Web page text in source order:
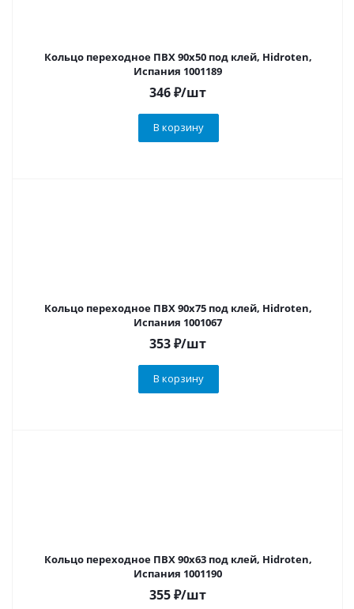
Кольцо переходное ПВХ 90х50 под клей, Hidroten,
Испания 1001189
346₽/шт
В корзину
Кольцо переходное ПВХ 90х75 под клей, Hidroten,
Испания 1001067
353₽/шт
В корзину
Кольцо переходное ПВХ 90х63 под клей, Hidroten,
Испания 1001190
355₽/шт